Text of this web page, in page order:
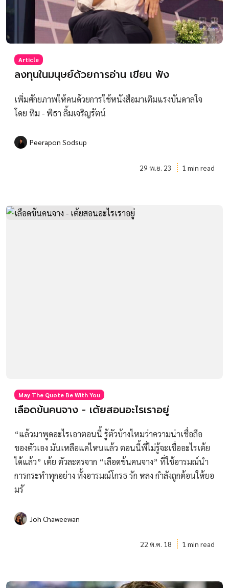
Article
ลงทุนในมนุษย์ด้วยการอ่าน เขียน ฟัง
เพิ่มศักยภาพให้คนด้วยการใช้หนังสือมาเติมแรงบันดาลใจ
โดย ทิม - พิธา ลิ้มเจริญรัตน์
Peerapon Sodsup
29 พ.ย. 23 1 min read
May The Quote Be With You
เลือดข้นคนจาง - เต้ยสอนอะไรเราอยู่
“แล้วมาพูดอะไรเอาตอนนี้ รู้ตัวบ้างไหมว่าความน่าเชื่อถือ
ของตัวเอง มันเหลือแค่ไหนแล้ว ตอนนี้พี่ไม่รู้จะเชื่ออะไรเต้ย
ได้แล้ว” เต้ย ตัวละครจาก “เลือดข้นคนจาง” ที่ใช้อารมณ์นำ
การกระทำทุกอย่าง ทั้งอารมณ์โกรธ รัก หลง กำลังถูกต้อนให้ยอ
มรั
Joh Chaweewan
22 ต.ค. 18 1 min read